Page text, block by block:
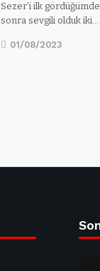
Sezer’i ilk
sonra sevgili olduk iki…
01/08/2023